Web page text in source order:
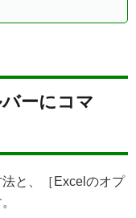
ーにコマ
と、［Excelのオプ